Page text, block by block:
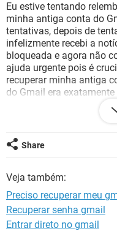
INSTAGRAM
GUIA DE COMPRAS
OUTLOOK
INSTAGRAM
GUIA DE COMPRAS
Eu estive tentando
minha antiga conta do
tentativas, depois de
infelizmente recebi a
bloqueada e agora não
ajuda urgente pois é
recuperar minha antiga
do Gmail era
conta Yahoo onde
preciso recuperar e
recorrer
Share
Veja também:
Preciso recuperar meu
Recuperar senha gmail
Entrar direto no gmail